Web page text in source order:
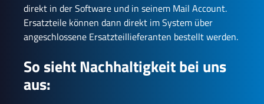
direkt in der Software und in seinem Mail Account.
Ersatzteile können dann direkt im System über
angeschlossene Ersatzteillieferanten bestellt werden.
So sieht Nachhaltigkeit bei uns
aus: